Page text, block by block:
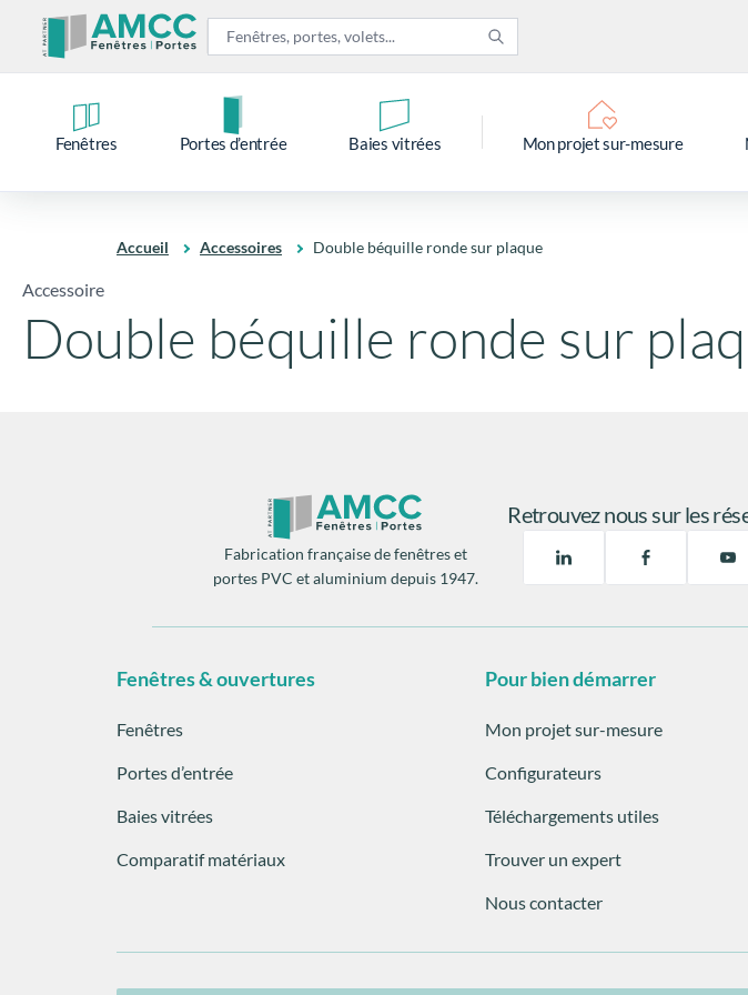
Fenêtres Portes d’entrée Baies vitrées Mon projet sur-mesure
Accueil Accessoires Double béquille ronde sur plaque
Accessoire
Double béquille ronde sur
Fabrication française de fenêtres et
portes PVC et aluminium depuis 1947.
Retrouvez nous sur les
Fenêtres & ouvertures
Fenêtres
Portes d’entrée
Baies vitrées
Comparatif matériaux
Pour bien démarrer
Mon projet sur-mesure
Configurateurs
Téléchargements utiles
Trouver un expert
Nous contacter